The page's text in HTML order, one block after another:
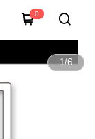
0
1/6